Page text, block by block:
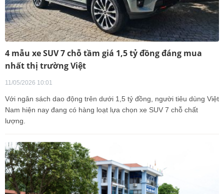
4 mẫu xe SUV 7 chỗ tầm giá 1,5 tỷ đồng đáng mua
nhất thị trường Việt
11/05/2026 10:01
Với ngân sách dao động trên dưới 1,5 tỷ đồng, người tiêu dùng Việt
Nam hiện nay đang có hàng loạt lựa chọn xe SUV 7 chỗ chất
lượng.